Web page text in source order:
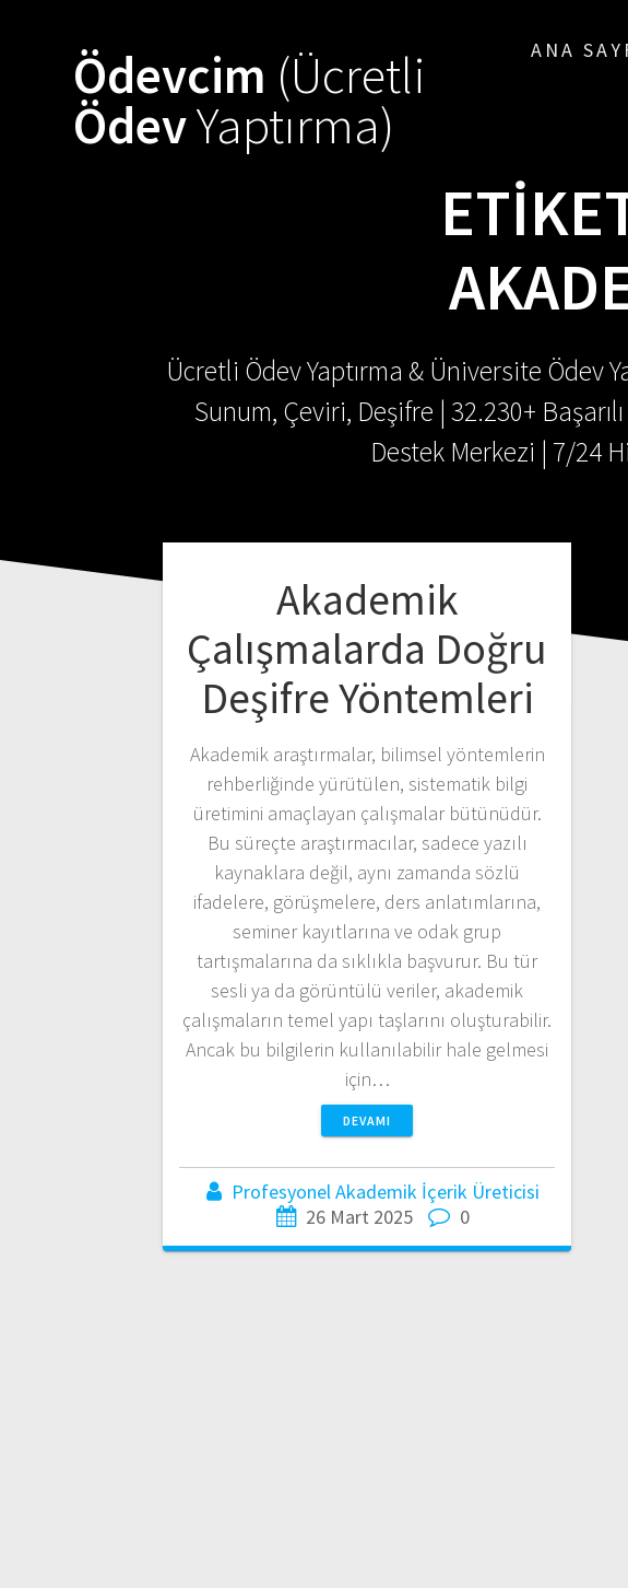
Ödevcim (Ücretli
ÖdevYaptırma)
ANA
Ücretli Ödev Yaptırma & Üniversite Ödev
Sunum, Çeviri, Deşifre | 32.230+
Destek Merkezi | 7/24
Akademik
Çalışmalarda Doğru
Deşifre Yöntemleri
Akademik araştırmalar, bilimsel yöntemlerin
rehberliğinde yürütülen, sistematik bilgi
üretimini amaçlayan çalışmalar bütünüdür.
Bu süreçte araştırmacılar, sadece yazılı
kaynaklara değil, aynı zamanda sözlü
ifadelere, görüşmelere, ders anlatımlarına,
seminer kayıtlarına ve odak grup
tartışmalarına da sıklıkla başvurur. Bu tür
sesli ya da görüntülü veriler, akademik
çalışmaların temel yapı taşlarını oluşturabilir.
Ancak bu bilgilerin kullanılabilir hale gelmesi
için…
DEVAMI
Profesyonel Akademik İçerik Üreticisi
26 Mart 2025
0